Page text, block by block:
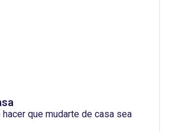
que mudarte de casa sea